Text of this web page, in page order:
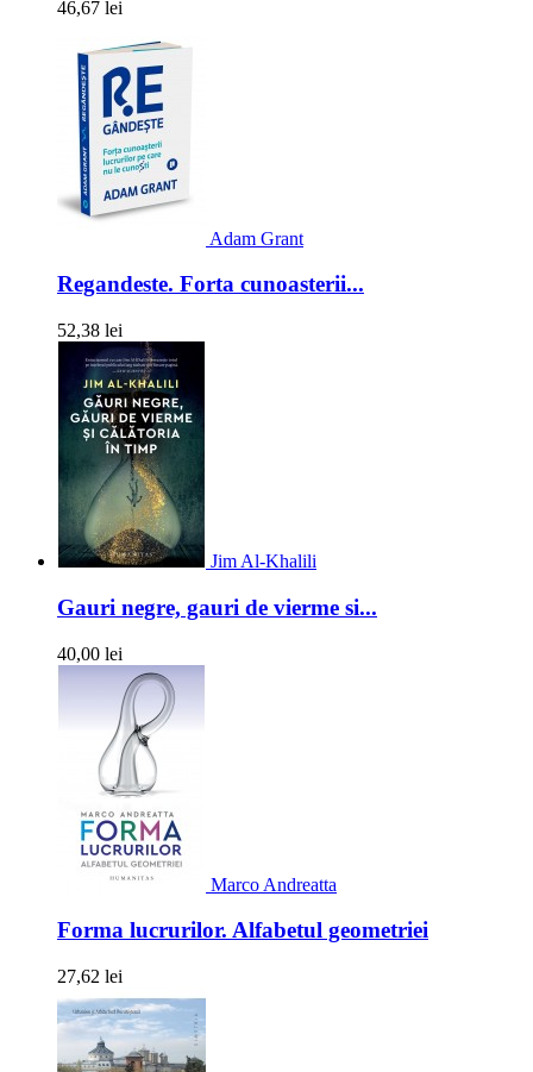
46,67 lei
Adam Grant
Regandeste. Forta cunoasterii...
52,38 lei
Jim Al-Khalili
Gauri negre, gauri de vierme si...
40,00 lei
Marco Andreatta
Forma lucrurilor. Alfabetul geometriei
27,62 lei